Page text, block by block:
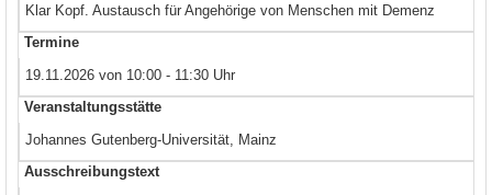
Klar Kopf. Austausch für Angehörige von Menschen mit Demenz
Termine
19.11.2026 von 10:00 - 11:30 Uhr
Veranstaltungsstätte
Johannes Gutenberg-Universität, Mainz
Ausschreibungstext